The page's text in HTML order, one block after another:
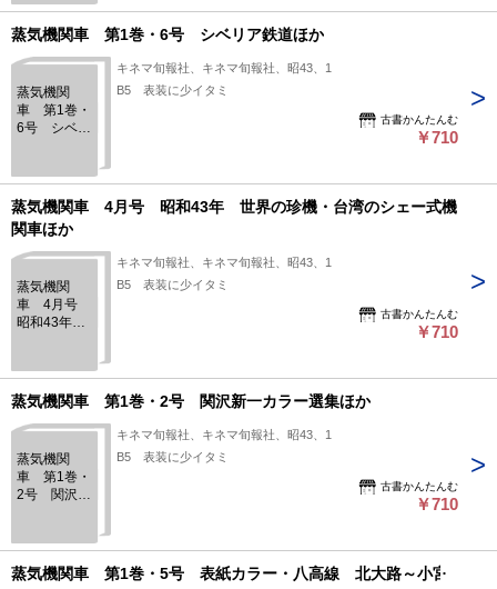
和44年
蒸気機関車 第1巻・6号 シベリア鉄道ほか
蒸気機関
車 第1巻・
6号 シベリ
キネマ旬報社、キネマ旬報社、昭43、1
B5 表装に少イタミ
古書かんたんむ
￥710
蒸気機関車 4月号 昭和43年 世界の珍機・台湾のシェー式機
関車ほか
蒸気機関
車 4月号
昭和43年
シェー式機
関車ほか
キネマ旬報社、キネマ旬報社、昭43、1
B5 表装に少イタミ
古書かんたんむ
￥710
蒸気機関車 第1巻・2号 関沢新一カラー選集ほか
蒸気機関
車 第1巻・
2号 関沢新
キネマ旬報社、キネマ旬報社、昭43、1
B5 表装に少イタミ
古書かんたんむ
￥710
蒸気機関車 第1巻・5号 表紙カラー・八高線 北大路～小宮